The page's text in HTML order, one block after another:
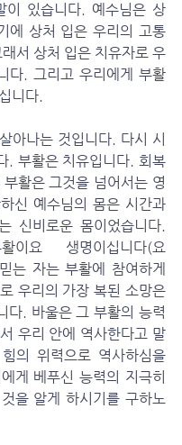
이 있습니다. 예수님은 상
에 상처 입은 우리의 고통
서 상처 입은 치유자로 우
다. 그리고 우리에게 부활
니다.
. 부활은 치유입니다. 회복
활은 그것을 넘어서는 영
신 예수님의 몸은 시간과
신비로운 몸이었습니다.
이요 생명이십니다(요
는 자는 부활에 참여하게
우리의 가장 복된 소망은
다. 바울은 그 부활의 능력
우리 안에 역사한다고 말
의 위력으로 역사하심을
게 베푸신 능력의 지극히
을 알게 하시기를 구하노